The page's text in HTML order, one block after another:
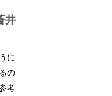
井
に
の
考